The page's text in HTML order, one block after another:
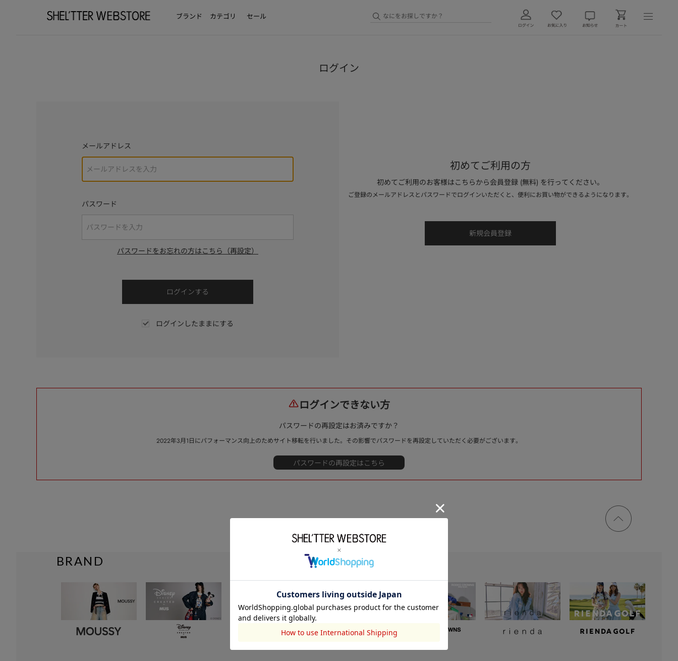
ブランド カテゴリ セール
ログイン
メールアドレス
パスワード
パスワードをお忘れの方はこちら（再設定）
ログインしたままにする
初めてご利用の方
初めてご利用のお客様はこちらから会員登録 (無料) を行ってください。
ご登録のメールアドレスとパスワードでログインいただくと、便利にお買い物ができるようになります。
ログインできない方
パスワードの再設定はお済みですか？
2022年3月1日にパフォーマンス向上のためサイト移転を行いました。その影響でパスワードを再設定していただく必要がございます。
ページ
トップ
BRAND